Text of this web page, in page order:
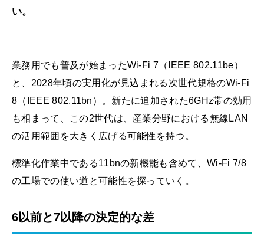
い。
業務用でも普及が始まったWi-Fi 7（IEEE 802.11be）
と、2028年頃の実用化が見込まれる次世代規格のWi-Fi
8（IEEE 802.11bn）。新たに追加された6GHz帯の効用
も相まって、この2世代は、産業分野における無線LAN
の活用範囲を大きく広げる可能性を持つ。
標準化作業中である11bnの新機能も含めて、Wi-Fi 7/8
の工場での使い道と可能性を探っていく。
6以前と7以降の決定的な差